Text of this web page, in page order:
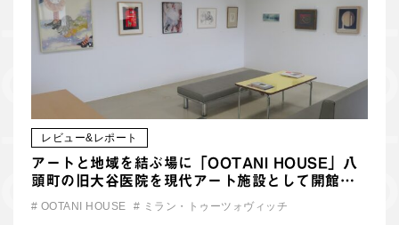
レビュー&レポート
アートと地域を結ぶ場に「OOTANI HOUSE」八
頭町の旧大谷医院を現代アート施設として開館…
# OOTANI HOUSE # ミラン・トゥーツォヴィッチ